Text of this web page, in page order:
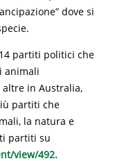
dove si
partiti politici che
animali
in Australia,
partiti che
la natura e
partiti su
view/492.